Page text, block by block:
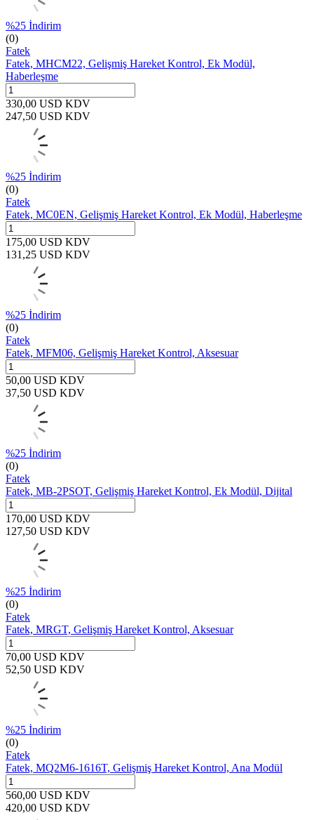
%25 İndirim
(0)
Fatek
Fatek, MHCM22, Gelişmiş Hareket Kontrol, Ek Modül,
Haberleşme
330,00 USD KDV
247,50 USD KDV
%25 İndirim
(0)
Fatek
Fatek, MC0EN, Gelişmiş Hareket Kontrol, Ek Modül, Haberleşme
175,00 USD KDV
131,25 USD KDV
%25 İndirim
(0)
Fatek
Fatek, MFM06, Gelişmiş Hareket Kontrol, Aksesuar
50,00 USD KDV
37,50 USD KDV
%25 İndirim
(0)
Fatek
Fatek, MB-2PSOT, Gelişmiş Hareket Kontrol, Ek Modül, Dijital
170,00 USD KDV
127,50 USD KDV
%25 İndirim
(0)
Fatek
Fatek, MRGT, Gelişmiş Hareket Kontrol, Aksesuar
70,00 USD KDV
52,50 USD KDV
%25 İndirim
(0)
Fatek
Fatek, MQ2M6-1616T, Gelişmiş Hareket Kontrol, Ana Modül
560,00 USD KDV
420,00 USD KDV